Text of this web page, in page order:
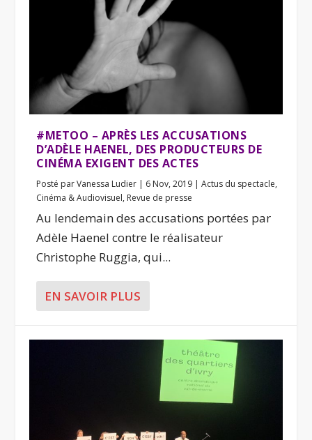
#METOO – APRÈS LES ACCUSATIONS
D’ADÈLE HAENEL, DES PRODUCTEURS DE
CINÉMA EXIGENT DES ACTES
Posté parVanessa Ludier | 6 Nov, 2019 |Actus du spectacle,
Cinéma & Audiovisuel, Revue de presse
Au lendemain des accusations portées par
Adèle Haenel contre le réalisateur
Christophe Ruggia, qui...
EN SAVOIR PLUS